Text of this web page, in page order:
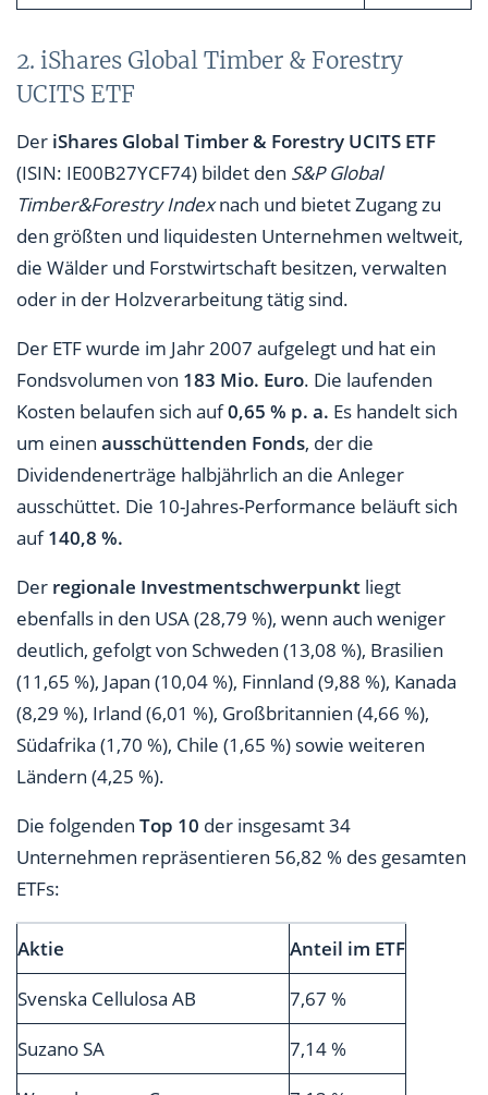
2. iShares Global Timber & Forestry
UCITS ETF
Der iShares Global Timber & Forestry UCITS ETF
(ISIN: IE00B27YCF74) bildet den S&P Global
Timber&Forestry Indexnach und bietet Zugang zu
den größten und liquidesten Unternehmen weltweit,
die Wälder und Forstwirtschaft besitzen, verwalten
oder in der Holzverarbeitung tätig sind.
Der ETF wurde im Jahr 2007 aufgelegt und hat ein
Fondsvolumen von 183 Mio. Euro. Die laufenden
Kosten belaufen sich auf0,65 % p. a. Es handelt sich
um einen ausschüttenden Fonds, der die
Dividendenerträge halbjährlich an die Anleger
ausschüttet. Die 10-Jahres-Performance beläuft sich
auf140,8 %.
Der regionale Investmentschwerpunkt liegt
ebenfalls in den USA (28,79 %), wenn auch weniger
deutlich, gefolgt von Schweden (13,08 %), Brasilien
(11,65 %), Japan (10,04 %), Finnland (9,88 %), Kanada
(8,29 %), Irland (6,01 %), Großbritannien (4,66 %),
Südafrika (1,70 %), Chile (1,65 %) sowie weiteren
Ländern (4,25 %).
Die folgenden Top 10 der insgesamt 34
Unternehmen repräsentieren 56,82 % des gesamten
ETFs:
Aktie
Anteil im ETF
Svenska Cellulosa AB
7,67 %
Suzano SA
7,14 %